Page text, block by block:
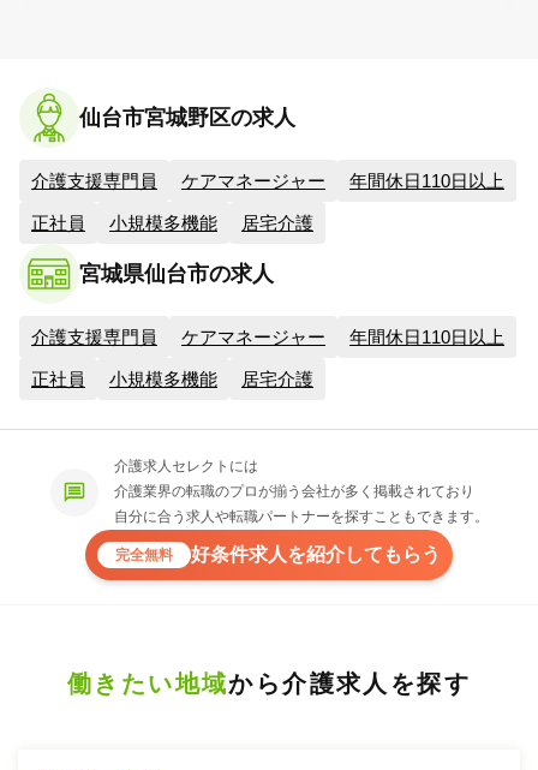
仙台市宮城野区の求人
介護支援専門員 ケアマネージャー 年間休日110日以上
正社員 小規模多機能 居宅介護
宮城県仙台市の求人
介護支援専門員 ケアマネージャー 年間休日110日以上
正社員 小規模多機能 居宅介護
介護求人セレクトには
介護業界の転職のプロが揃う会社が多く掲載されており
自分に合う求人や転職パートナーを探すこともできます。
完全無料 好条件求人を紹介してもらう
働きたい地域から介護求人を探す